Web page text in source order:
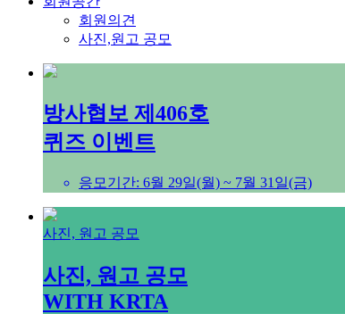
회원의견
사진,원고 공모
방사협보 제406호
퀴즈 이벤트
응모기간: 6월 29일(월) ~ 7월 31일(금)
사진, 원고 공모
사진, 원고 공모
WITH KRTA